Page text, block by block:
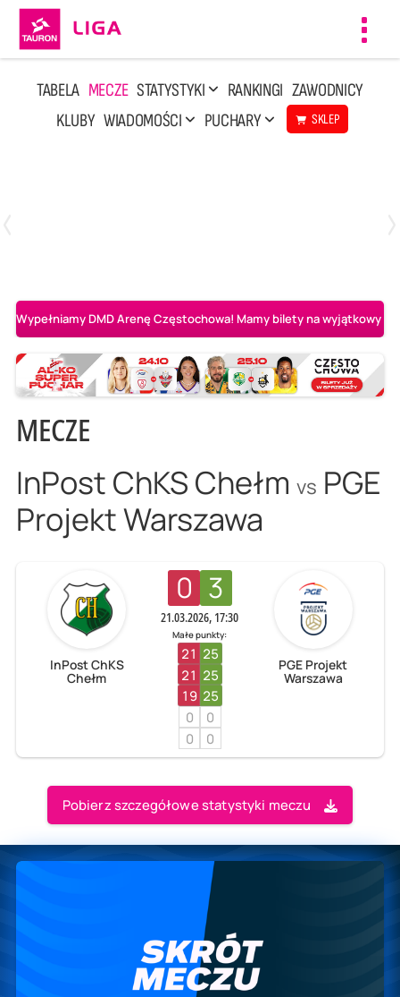
TABELA MECZE STATYSTYKI RANKINGI ZAWODNICY
KLUBY WIADOMOŚCI PUCHARY SKLEP
Wypełniamy DMD Arenę Częstochowa! Mamy bilety na wyjątkowy
MECZE
InPost ChKS Chełm vs PGE
Projekt Warszawa
InPost ChKS
Chełm
0 3
21.03.2026, 17:30
Małe punkty:
21 25
21 25
19 25
0
0
0
0
PGE Projekt
Warszawa
Pobierz szczegółowe statystyki meczu